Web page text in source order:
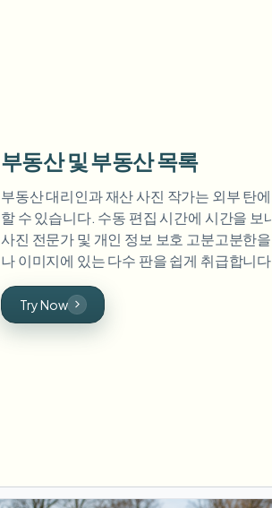
부동산 및 부동산 목록
부동산 대리인과 재산 사진 작가는 외부 탄
할 수 있습니다. 수동 편집 시간에 시간을 보
사진 전문가 및 개인 정보 보호 고분고분한
나 이미지에 있는 다수 판을 쉽게 취급합니
Try Now